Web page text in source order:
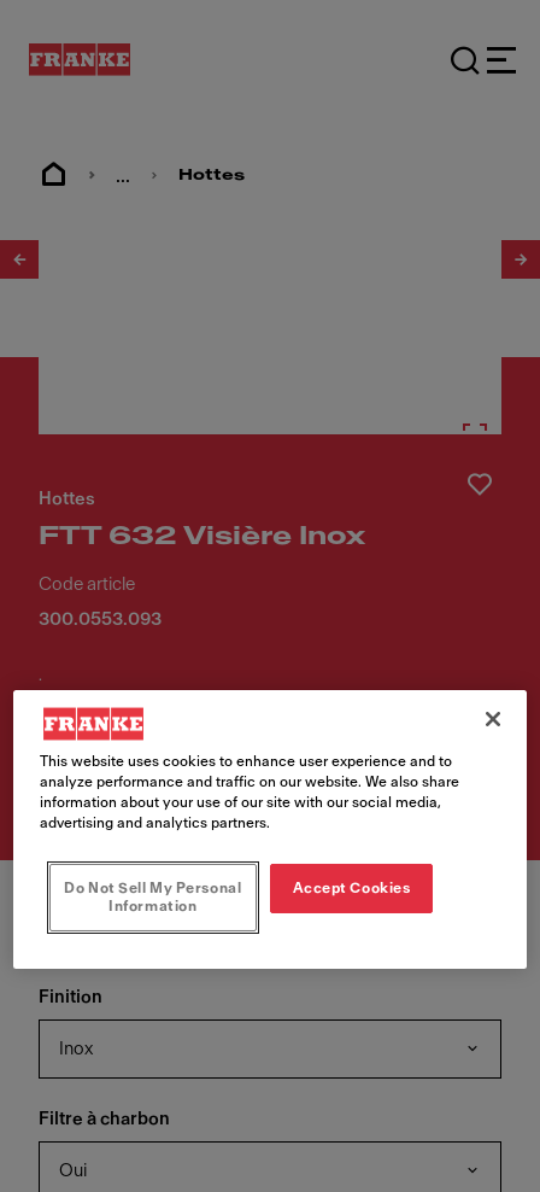
... Hottes
Hottes
FTT 632 Visière Inox
Code article
300.0553.093
.
l'un de nos revendeurs
Finition
Inox
Filtre à charbon
Oui
This website uses cookies to enhance user experience and to
analyze performance and traffic on our website. We also share
information about your use of our site with our social media,
advertising and analytics partners.
Do Not Sell My Personal
Information
Accept Cookies